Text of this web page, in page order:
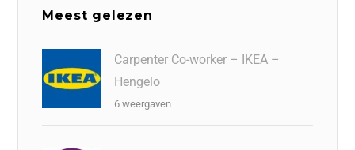
Meest gelezen
Carpenter Co-worker – IKEA –
Hengelo
6 weergaven